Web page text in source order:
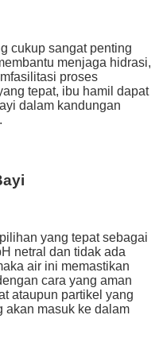
cukup sangat penting
menjaga hidrasi,
proses
tepat, ibu hamil dapat
dalam kandungan
yang tepat sebagai
netral dan tidak ada
air ini memastikan
cara yang aman
ataupun partikel yang
akan masuk ke dalam